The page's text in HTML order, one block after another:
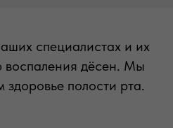
специалистах и их
воспаления дёсен. Мы
полости рта.